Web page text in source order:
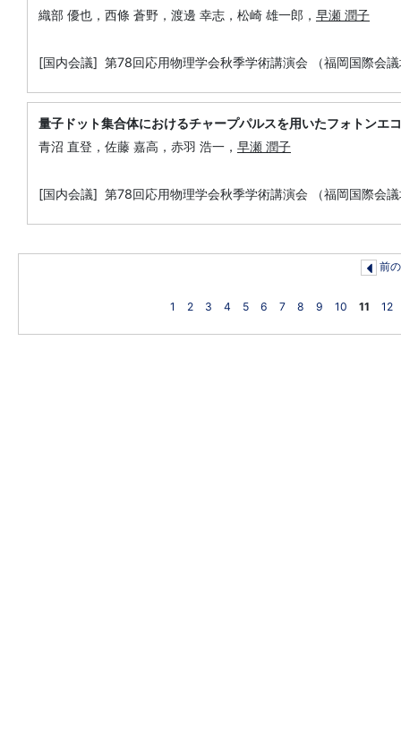
織部 優也，西條 蒼野，渡邊 幸志，松崎 雄一郎， 早瀬 潤子
[国内会議] 第78回応用物理学会秋季学術講演会 （福岡国際会
量子ドット集合体におけるチャープパルスを用いたフォトンエ
青沼 直登，佐藤 嘉高，赤羽 浩一， 早瀬 潤子
[国内会議] 第78回応用物理学会秋季学術講演会 （福岡国際会
前
1 2 3 4 5 6 7 8 9 10 11 12